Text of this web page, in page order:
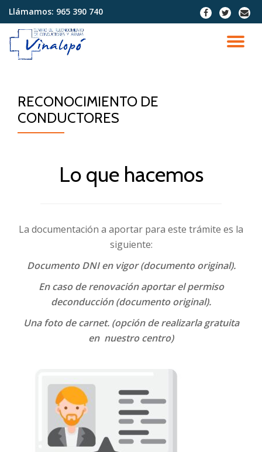
Saltar
contenido
Llámamos: 965 390 740
fa-
facebook
fa-
twitter
fa-
RECONOCIMIENTO DE
CONDUCTORES
Lo que hacemos
La documentación a aportar para este trámite es la
siguiente:
Documento DNI en vigor (documento original).
En caso de renovación aportar el permiso
deconducción (documento original).
Una foto de carnet. (opción de realizarla gratuita
en nuestro centro)